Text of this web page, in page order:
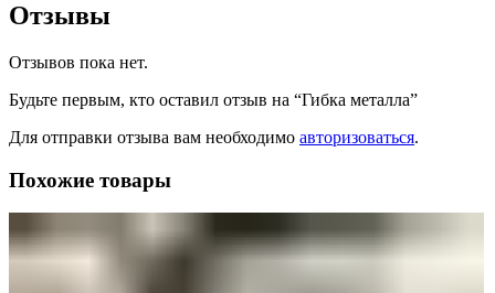
Отзывы
Отзывов пока нет.
Будьте первым, кто оставил отзыв на “Гибка металла”
Для отправки отзыва вам необходимо авторизоваться.
Похожие товары